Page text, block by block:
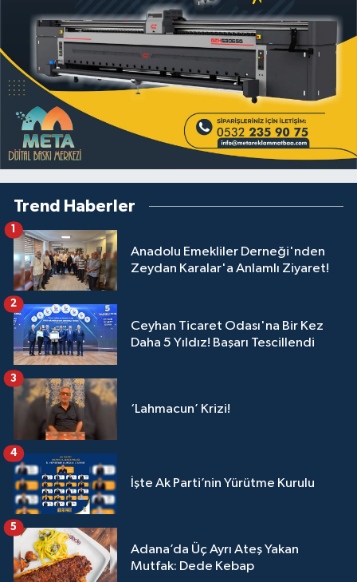
Trend Haberler
Anadolu Emekliler Derneği'nden
Zeydan Karalar'a Anlamlı Ziyaret!
1
Ceyhan Ticaret Odası'na Bir Kez
Daha 5 Yıldız! Başarı Tescillendi
2
‘Lahmacun’ Krizi!
3
İşte Ak Parti’nin Yürütme Kurulu
4
Adana’da Üç Ayrı Ateş Yakan
Mutfak: Dede Kebap
5